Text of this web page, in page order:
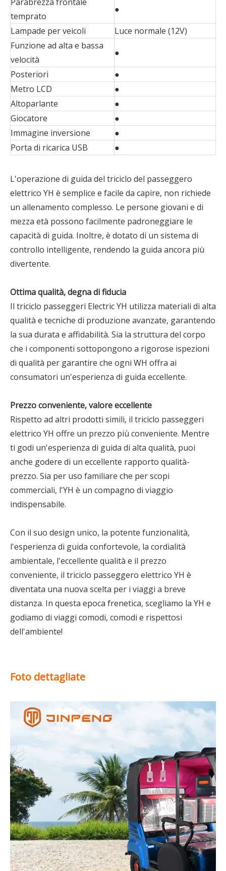
temprato
●
Lampade per veicoli
Luce normale (12V)
Funzione ad alta e bassa
velocità
●
Posteriori
●
Metro LCD
●
Altoparlante
●
Giocatore
●
Immagine inversione
●
Porta di ricarica USB
●
L'operazione di guida del triciclo del passeggero
elettrico YH è semplice e facile da capire, non richiede
un allenamento complesso. Le persone giovani e di
mezza età possono facilmente padroneggiare le
capacità di guida. Inoltre, è dotato di un sistema di
controllo intelligente, rendendo la guida ancora più
divertente.
Ottima qualità, degna di fiducia
Il triciclo passeggeri Electric YH utilizza materiali di alta
qualità e tecniche di produzione avanzate, garantendo
la sua durata e affidabilità. Sia la struttura del corpo
che i componenti sottopongono a rigorose ispezioni
di qualità per garantire che ogni WH offra ai
consumatori un'esperienza di guida eccellente.
Prezzo conveniente, valore eccellente
Rispetto ad altri prodotti simili, il triciclo passeggeri
elettrico YH offre un prezzo più conveniente. Mentre
ti godi un'esperienza di guida di alta qualità, puoi
anche godere di un eccellente rapporto qualità-
prezzo. Sia per uso familiare che per scopi
commerciali, l'YH è un compagno di viaggio
indispensabile.
Con il suo design unico, la potente funzionalità,
l'esperienza di guida confortevole, la cordialità
ambientale, l'eccellente qualità e il prezzo
conveniente, il triciclo passeggero elettrico YH è
diventata una nuova scelta per i viaggi a breve
distanza. In questa epoca frenetica, scegliamo la YH e
godiamo di viaggi comodi, comodi e rispettosi
dell'ambiente!
Foto dettagliate